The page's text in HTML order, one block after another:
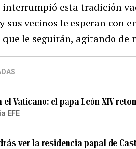
interrumpió esta tradición
sus vecinos le esperan con
le seguirán, agitando de
el Vaticano: el papa León XIV
EFE
ver la residencia papal de